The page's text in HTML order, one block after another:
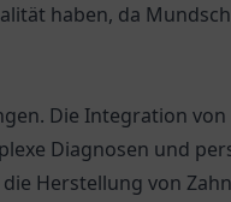
haben, da
Die Integration
Diagnosen und
Herstellung von